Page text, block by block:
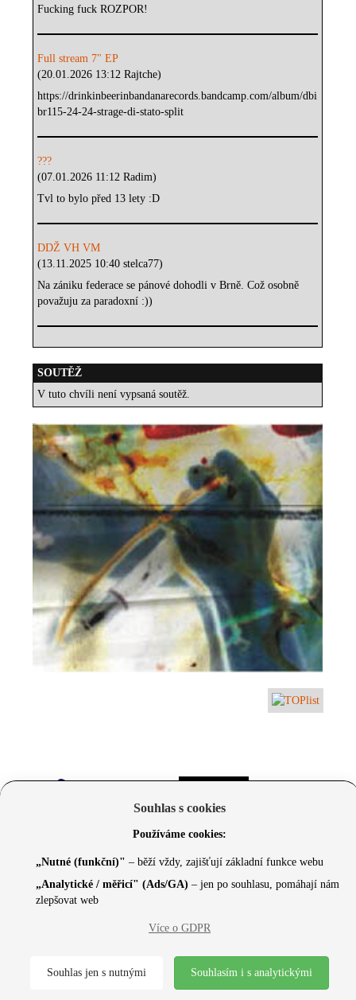
Fucking fuck ROZPOR!
Full stream 7" EP
(20.01.2026 13:12 Rajtche)
https://drinkinbeerinbandanarecords.bandcamp.com/album/dbi
br115-24-24-strage-di-stato-split
???
(07.01.2026 11:12 Radim)
Tvl to bylo před 13 lety :D
DDŽ VH VM
(13.11.2025 10:40 stelca77)
Na zániku federace se pánové dohodli v Brně. Což osobně
považuju za paradoxní :))
SOUTĚŽ
V tuto chvíli není vypsaná soutěž.
© 2026 Czechcore.cz | Scripted by Sonic (
Souhlas s cookies
Používáme cookies:
„Nutné (funkční)" – běží vždy, zajišťují základní funkce webu
„Analytické / měřicí" (Ads/GA) – jen po souhlasu, pomáhají nám
zlepšovat web
Více o GDPR
Souhlas jen s nutnými Souhlasím i s analytickými